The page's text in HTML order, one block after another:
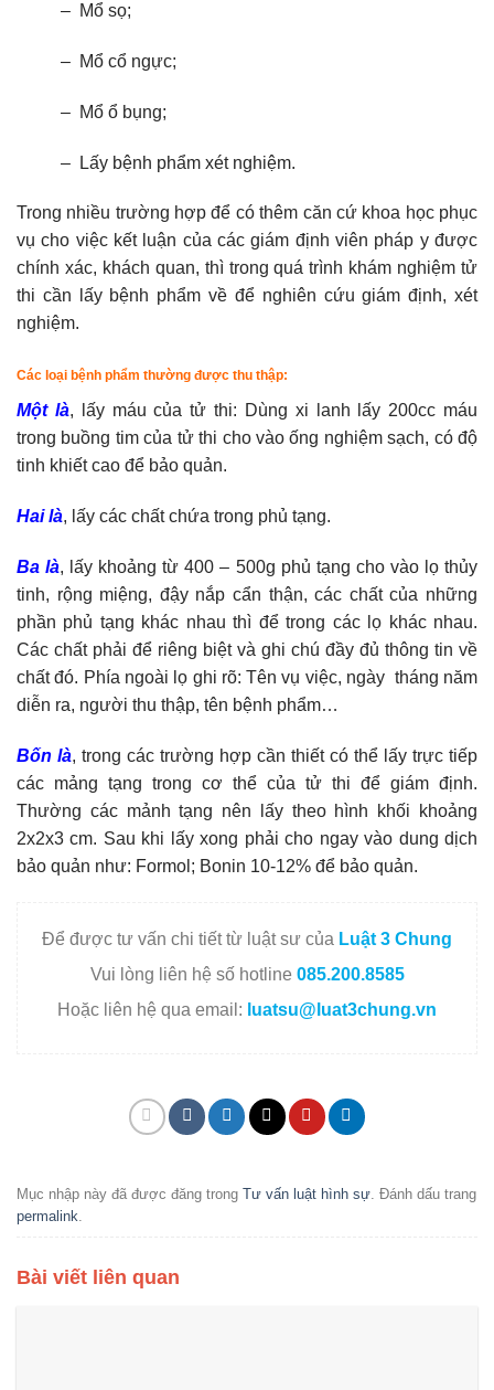
– Mổ sọ;
– Mổ cổ ngực;
– Mổ ổ bụng;
– Lấy bệnh phẩm xét nghiệm.
Trong nhiều trường hợp để có thêm căn cứ khoa học phục
vụ cho việc kết luận của các giám định viên pháp y được
chính xác, khách quan, thì trong quá trình khám nghiệm tử
thi cần lấy bệnh phẩm về để nghiên cứu giám định, xét
nghiệm.
Các loại bệnh phẩm thường được thu thập:
Một là, lấy máu của tử thi: Dùng xi lanh lấy 200cc máu
trong buồng tim của tử thi cho vào ống nghiệm sạch, có độ
tinh khiết cao để bảo quản.
Hai là, lấy các chất chứa trong phủ tạng.
Ba là, lấy khoảng từ 400 – 500g phủ tạng cho vào lọ thủy
tinh, rộng miệng, đậy nắp cẩn thận, các chất của những
phần phủ tạng khác nhau thì để trong các lọ khác nhau.
Các chất phải để riêng biệt và ghi chú đầy đủ thông tin về
chất đó. Phía ngoài lọ ghi rõ: Tên vụ việc, ngày tháng năm
diễn ra, người thu thập, tên bệnh phẩm…
Bốn là, trong các trường hợp cần thiết có thể lấy trực tiếp
các mảng tạng trong cơ thể của tử thi để giám định.
Thường các mảnh tạng nên lấy theo hình khối khoảng
2x2x3 cm. Sau khi lấy xong phải cho ngay vào dung dịch
bảo quản như: Formol; Bonin 10-12% để bảo quản.
Để được tư vấn chi tiết từ luật sư của Luật 3 Chung
Vui lòng liên hệ số hotline 085.200.8585
Hoặc liên hệ qua email: luatsu@luat3chung.vn
Mục nhập này đã được đăng trong Tư vấn luật hình sự . Đánh dấu trang
permalink
Bài viết liên quan